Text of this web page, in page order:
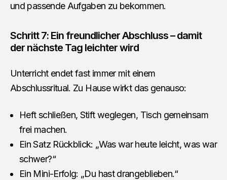
und passende Aufgaben zu bekommen.
Schritt 7: Ein freundlicher Abschluss – damit
der nächste Tag leichter wird
Unterricht endet fast immer mit einem
Abschlussritual. Zu Hause wirkt das genauso:
Heft schließen, Stift weglegen, Tisch gemeinsam
frei machen.
Ein Satz Rückblick: „Was war heute leicht, was war
schwer?“
Ein Mini-Erfolg: „Du hast drangeblieben.“